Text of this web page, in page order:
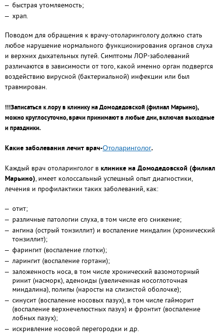
быстрая утомляемость;
храп.
Поводом для обращения к врачу-отоларингологу должно стать
любое нарушение нормального функционирования органов слуха
и верхних дыхательных путей. Симптомы ЛОР-заболеваний
различаются в зависимости от того, какой именно орган подвергся
воздействию вирусной (бактериальной) инфекции или был
травмирован.
!!!Записаться к лору в клинику на Домодедовской (филиал Марьино),
можно круглосуточно, врачи принимают в любые дни, включая выходные
и праздники.
Какие заболевания лечит врач-Отоларинголог.
Каждый врач отоларинголог в клинике на Домодедовской (филиал
Марьино), имеет колоссальный успешный опыт диагностики,
лечения и профилактики таких заболеваний, как:
отит;
различные патологии слуха, в том числе его снижение;
ангина (острый тонзиллит) и воспаление миндалин (хронический
тонзиллит);
фарингит (воспаление глотки);
ларингит (воспаление гортани);
заложенность носа, в том числе хронический вазомоторный
ринит (насморк), аденоиды (увеличенная носоглоточная
миндалина), полипы (наросты на слизистой оболочке);
синусит (воспаление носовых пазух), в том числе гайморит
(воспаление верхнечелюстных пазух) и фронтит (воспаление
лобных пазух);
искривление носовой перегородки и др.